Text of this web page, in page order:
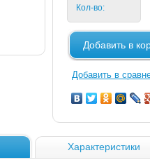
Кол-во:
Добавить в
Добавить в
Характеристики